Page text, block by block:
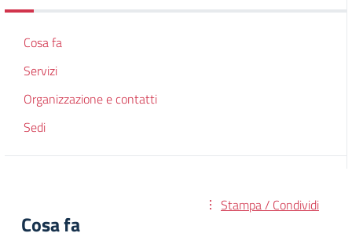
Cosa fa
Servizi
Organizzazione e contatti
Sedi
Stampa / Condividi
Cosa fa